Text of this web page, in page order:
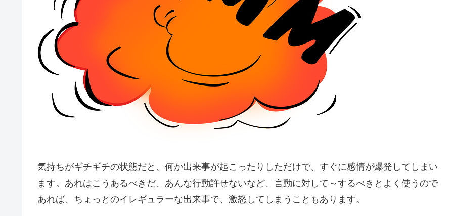
気持ちがギチギチの状態だと、何か出来事が起こったりしただけで、すぐに感情が爆発してしまい
ます。あれはこうあるべきだ、あんな行動許せないなど、言動に対して～するべきとよく使うので
あれば、ちょっとのイレギュラーな出来事で、激怒してしまうこともあります。